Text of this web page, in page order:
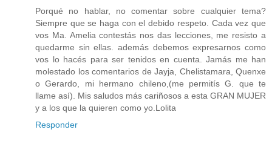
Porqué no hablar, no comentar sobre cualquier tema?
Siempre que se haga con el debido respeto. Cada vez que
vos Ma. Amelia contestás nos das lecciones, me resisto a
quedarme sin ellas. además debemos expresarnos como
vos lo hacés para ser tenidos en cuenta. Jamás me han
molestado los comentarios de Jayja, Chelistamara, Quenxe
o Gerardo, mi hermano chileno,(me permitís G. que te
llame así). Mis saludos más cariñosos a esta GRAN MUJER
y a los que la quieren como yo.Lolita
Responder